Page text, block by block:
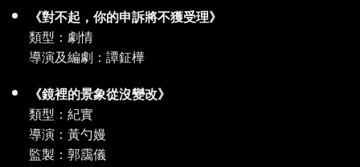
《對不起，你的申訴將不獲受理》
類型：劇情
導演及編劇：譚鉦樺
《鏡裡的景象從沒變改》
類型：紀實
導演：黃勺嫚
監製：郭靄儀